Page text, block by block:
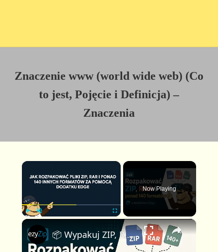
Znaczenie www (world wide web) (Co
to jest, Pojęcie i Definicja) –
Znaczenia
×
l
a
n
m
u
Now Playing
×
📦 Wypakuj ZIP, RAR i ponad 140 formatów z dodatkiem do Edge | Za darmo i lokalnie